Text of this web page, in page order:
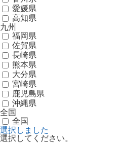
愛媛県
高知県
九州
福岡県
佐賀県
長崎県
熊本県
大分県
宮崎県
鹿児島県
沖縄県
全国
全国
選択しました
選択してください。